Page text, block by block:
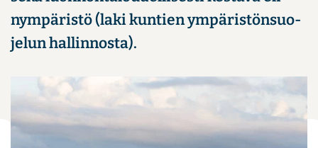
nym­pä­ris­tö (laki kun­tien ym­pä­ris­tön­suo­
je­lun hal­lin­nos­ta).